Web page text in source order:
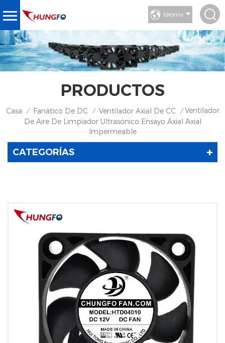
Idioma
PRODUCTOS
Casa / Fanático De DC / Ventilador Axial De CC / Ventilador
De Aire De Limpiador Ultrasónico Ensayo Axial Axial
Impermeable
CATEGORÍAS